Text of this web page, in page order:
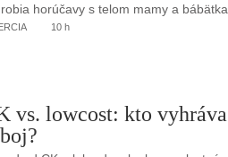
horúčavy s telom mamy a
10 h
vs. lowcost: kto